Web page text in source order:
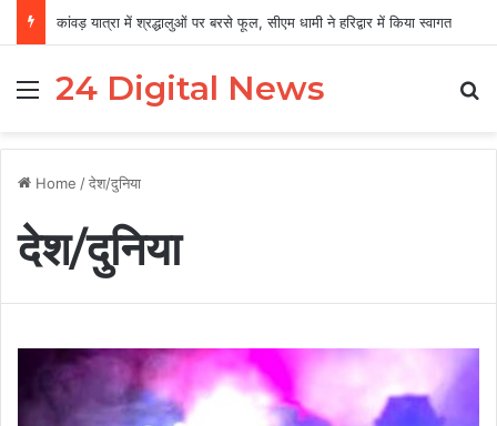
कांवड़ यात्रा में श्रद्धालुओं पर बरसे फूल, सीएम धामी ने हरिद्वार में किया स्वागत
Menu
24 Digital News
Home /देश/दुनिया
देश/दुनिया